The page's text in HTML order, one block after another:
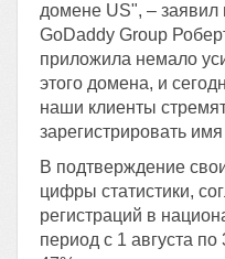
домене US", – заявил
GoDaddy Group
приложила немало
этого домена, и
наши клиенты
зарегистрировать
В подтверждение
цифры статистики,
регистраций в
период с 1 августа